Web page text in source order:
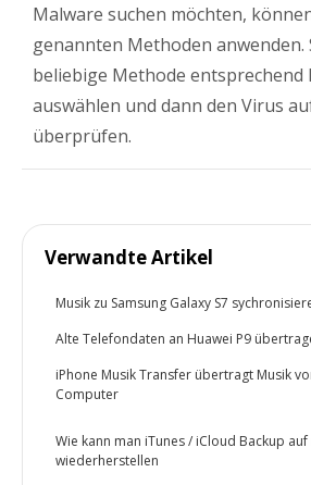
Malware suchen möchten,
genannten Methoden anwenden.
beliebige Methode
auswählen und dann den Virus
überprüfen.
Verwandte Artikel
Musik zu Samsung Galaxy S7
Alte Telefondaten an Huawei P9
iPhone Musik Transfer übertragt Musik
Computer
Wie kann man iTunes / iCloud Backup auf
wiederherstellen